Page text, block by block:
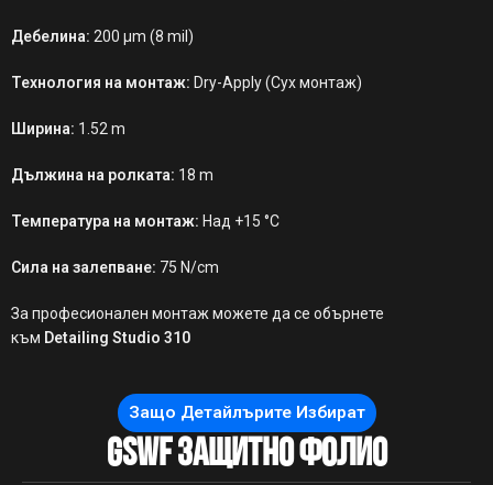
Дебелина: 200 µm (8 mil)
Технология на монтаж: Dry-Apply (Сух монтаж)
Ширина: 1.52 m
Дължина на ролката: 18 m
Температура на монтаж: Над +15 °C
Сила на залепване: 75 N/cm
За професионален монтаж можете да се обърнете
към Detailing Studio 310
Защо Детайлърите Избират
GSWF Защитно Фолио